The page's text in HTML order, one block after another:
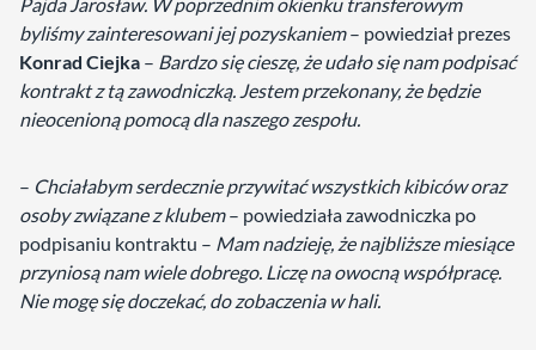
byliśmy zainteresowani jej pozyskaniem– powiedział prezes
Konrad Ciejka – Bardzo się cieszę, że udało się nam podpisać
kontrakt z tą zawodniczką. Jestem przekonany, że będzie
nieocenioną pomocą dla naszego zespołu.
– Chciałabym serdecznie przywitać wszystkich kibiców oraz
osoby związane z klubem– powiedziała zawodniczka po
podpisaniu kontraktu – Mam nadzieję, że najbliższe miesiące
przyniosą nam wiele dobrego. Liczę na owocną współpracę.
Nie mogę się doczekać, do zobaczenia w hali.